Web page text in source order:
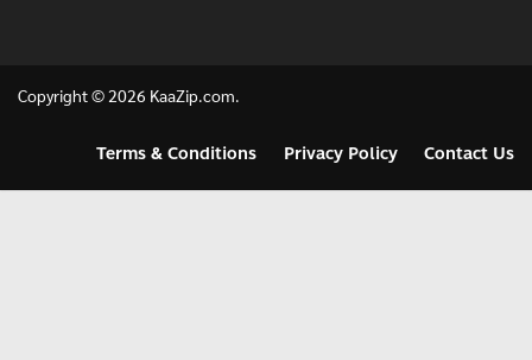
Copyright © 2026 KaaZip.com.
Terms & Conditions Privacy Policy Contact Us